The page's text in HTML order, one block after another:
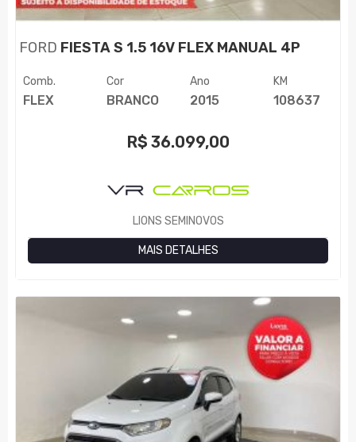
FORD FIESTA S 1.5 16V FLEX MANUAL 4P
Comb.
FLEX
Cor
BRANCO
Ano
2015
KM
108637
R$ 36.099,00
LIONS SEMINOVOS
MAIS DETALHES